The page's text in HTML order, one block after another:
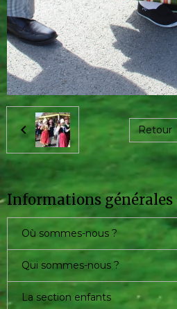
Retour
Informations générales
Où sommes-nous ?
Qui sommes-nous ?
La section enfants